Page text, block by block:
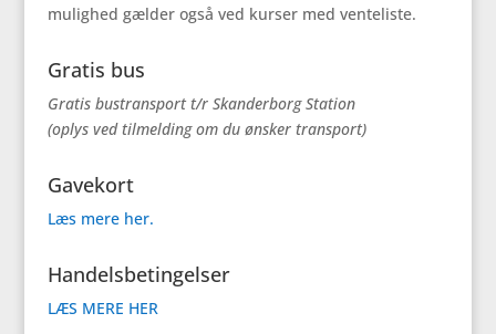
mulighed gælder også ved kurser med venteliste.
Gratis bus
Gratis bustransport t/r Skanderborg Station
(oplys ved tilmelding om du ønsker transport)
Gavekort
Læs mere her.
Handelsbetingelser
LÆS MERE HER